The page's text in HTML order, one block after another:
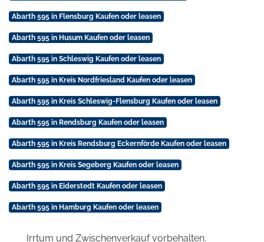
Abarth 595 in Flensburg Kaufen oder leasen
Abarth 595 in Husum Kaufen oder leasen
Abarth 595 in Schleswig Kaufen oder leasen
Abarth 595 in Kreis Nordfriesland Kaufen oder leasen
Abarth 595 in Kreis Schleswig-Flensburg Kaufen oder leasen
Abarth 595 in Rendsburg Kaufen oder leasen
Abarth 595 in Kreis Rendsburg Eckernförde Kaufen oder leasen
Abarth 595 in Kreis Segeberg Kaufen oder leasen
Abarth 595 in Eiderstedt Kaufen oder leasen
Abarth 595 in Hamburg Kaufen oder leasen
Irrtum und Zwischenverkauf vorbehalten.